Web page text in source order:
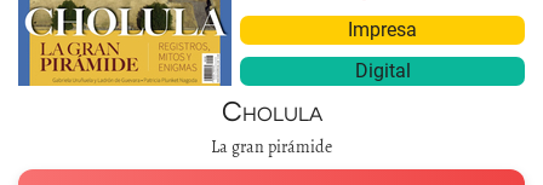
Impresa
Digital
Cholula
La gran pirámide